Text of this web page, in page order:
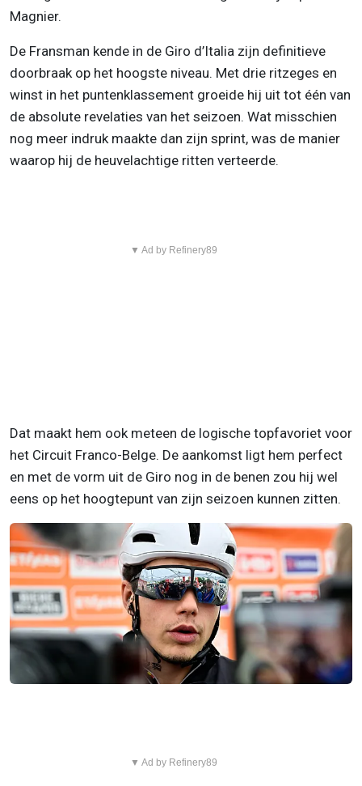
Magnier.
De Fransman kende in de Giro d’Italia zijn definitieve
doorbraak op het hoogste niveau. Met drie ritzeges en
winst in het puntenklassement groeide hij uit tot één van
de absolute revelaties van het seizoen. Wat misschien
nog meer indruk maakte dan zijn sprint, was de manier
waarop hij de heuvelachtige ritten verteerde.
▼ Ad by Refinery89
Dat maakt hem ook meteen de logische topfavoriet voor
het Circuit Franco-Belge. De aankomst ligt hem perfect
en met de vorm uit de Giro nog in de benen zou hij wel
eens op het hoogtepunt van zijn seizoen kunnen zitten.
▼ Ad by Refinery89